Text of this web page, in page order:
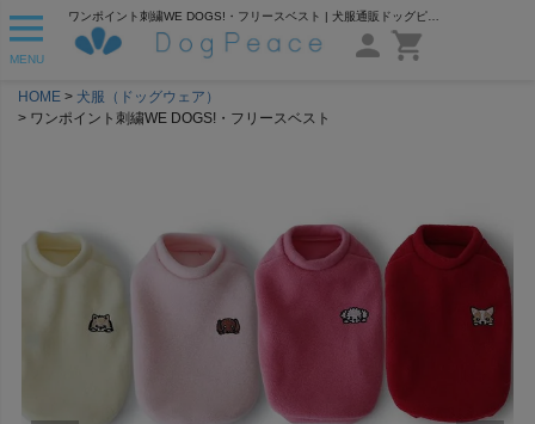
MENU
HOME
犬服（ドッグウェア）
ワンポイント刺繍WE DOGS!・フリースベスト